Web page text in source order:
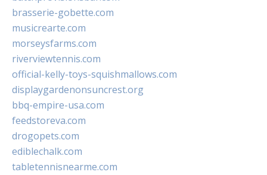
brasserie-gobette.com
musicrearte.com
morseysfarms.com
riverviewtennis.com
official-kelly-toys-squishmallows.com
displaygardenonsuncrest.org
bbq-empire-usa.com
feedstoreva.com
drogopets.com
ediblechalk.com
tabletennisnearme.com